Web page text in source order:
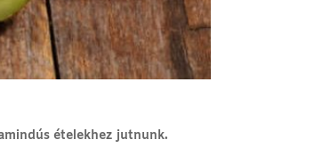
ételekhez jutnunk.